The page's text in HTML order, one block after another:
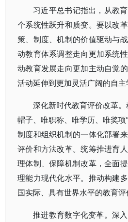
习近平总书记指出，从教
个系统性跃升和质变。要以改
策、制度、机制的价值驱动与
动教育体系调整走向更加系统
动教育发展走向更加主动自觉
活动延伸到更加灵活广阔的自主
深化新时代教育评价改革
帽子、唯职称、唯学历、唯奖项
制度和组织机制的一体化部署
评价和方法改革。统筹推进育
理体制、保障机制改革，全面
理能力现代化水平。推动构建
国实际、具有世界水平的教育评
推进教育数字化变革。深